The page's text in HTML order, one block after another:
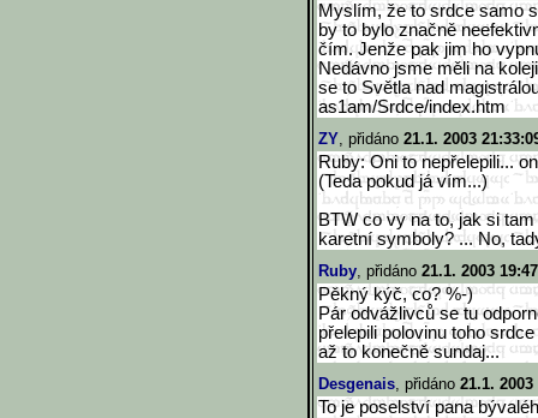
Myslím, že to srdce samo
by to bylo značně
čím. Jenže pak jim ho
Nedávno jsme měli na
se to Světla nad
as1am/Srdce/index.htm
ZY, přidáno 21.1. 2003
Ruby: Oni to nepřelepili...
(Teda pokud já vím...)
BTW co vy na to, jak si
karetní symboly? ... No,
Ruby, přidáno 21.1. 2003
Pěkný kýč, co? %-)
Pár odvážlivců se tu
přelepili polovinu toho
až to konečně sundaj...
Desgenais, přidáno 21.1. 2003
To je poselství pana